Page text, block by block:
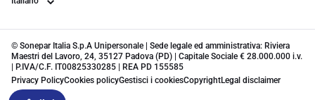
Lingua
© Sonepar Italia S.p.A Unipersonale | Sede legale ed amministrativa: Riviera
Maestri del Lavoro, 24, 35127 Padova (PD) | Capitale Sociale € 28.000.000 i.v.
| P.IVA/C.F. IT00825330285 | REA PD 155585
Privacy PolicyCookies policyGestisci i cookiesCopyrightLegal disclaimer